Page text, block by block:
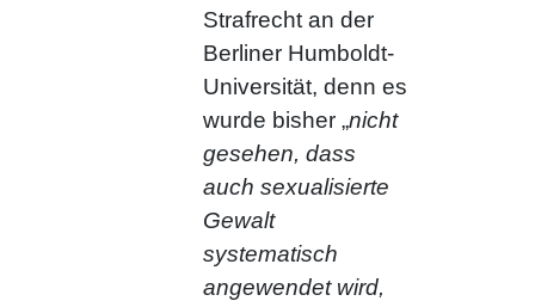
Strafrecht an der
Berliner Humboldt-
Universität, denn es
wurde bisher „nicht
gesehen, dass
auch sexualisierte
Gewalt
systematisch
angewendet wird,